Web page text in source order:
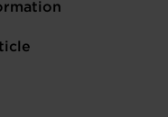
2024 > Wednesday 27 Mar